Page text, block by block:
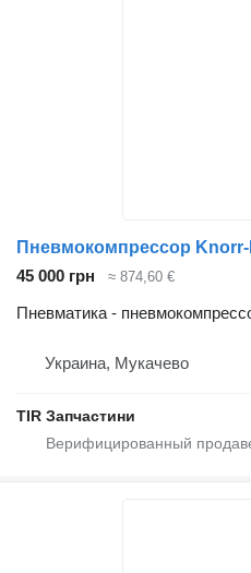
45 000 грн ≈ 874,60 €
Пневматика -
Украина, Мукачево
TIR Запчастини